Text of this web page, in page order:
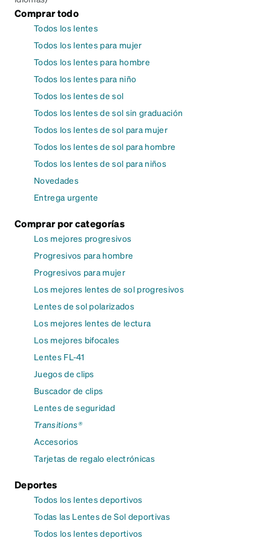
Comprar todo
Todos los lentes
Todos los lentes para mujer
Todos los lentes para hombre
Todos los lentes para niño
Todos los lentes de sol
Todos los lentes de sol sin graduación
Todos los lentes de sol para mujer
Todos los lentes de sol para hombre
Todos los lentes de sol para niños
Novedades
Entrega urgente
Comprar por categorías
Los mejores progresivos
Progresivos para hombre
Progresivos para mujer
Los mejores lentes de sol progresivos
Lentes de sol polarizados
Los mejores lentes de lectura
Los mejores bifocales
Lentes FL-41
Juegos de clips
Buscador de clips
Lentes de seguridad
Transitions®
Accesorios
Tarjetas de regalo electrónicas
Deportes
Todos los lentes deportivos
Todas las Lentes de Sol deportivas
Todos los lentes deportivos